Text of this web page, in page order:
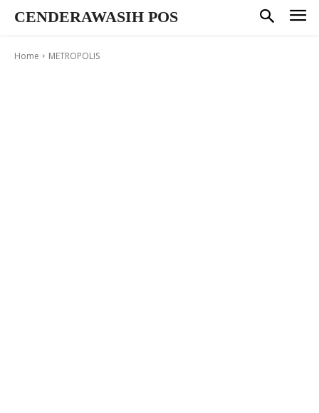
CENDERAWASIH POS
Home METROPOLIS